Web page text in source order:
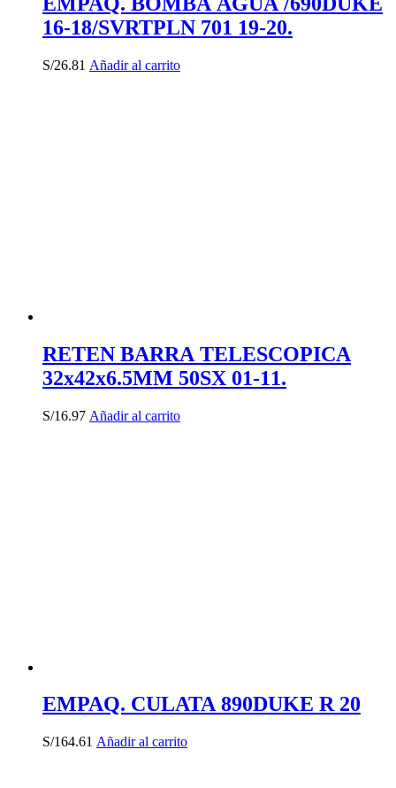
16-18/SVRTPLN 701 19-20.
S/26.81 Añadir al carrito
RETEN BARRA TELESCOPICA
32x42x6.5MM 50SX 01-11.
S/16.97 Añadir al carrito
EMPAQ. CULATA 890DUKE R 20
S/164.61 Añadir al carrito